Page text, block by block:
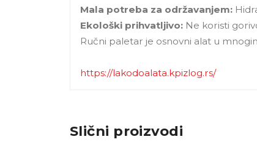
Mala potreba za održavanjem:
Ekološki prihvatljivo: Ne koristi
Ručni paletar je osnovni alat u
https://lakodoalata.kpizlog.rs/
Slični proizvodi